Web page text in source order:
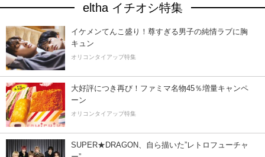
eltha イチオシ特集
イケメンてんこ盛り！尊すぎる男子の純情ラブに胸
キュン
オリコンタイアップ特集
大好評につき再び！ファミマ名物45％増量キャンペ
ーン
オリコンタイアップ特集
SUPER★DRAGON、自ら描いた”レトロフューチャ